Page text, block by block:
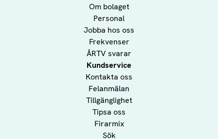
Om bolaget
Personal
Jobba hos oss
Frekvenser
ÅRTV svarar
Kundservice
Kontakta oss
Felanmälan
Tillgänglighet
Tipsa oss
Firarmix
Sök